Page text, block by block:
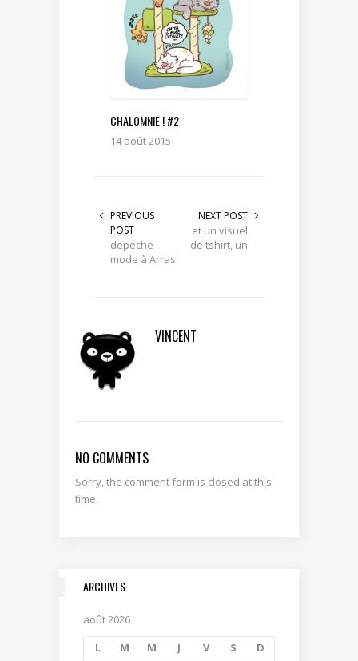
CHALOMNIE ! #2
14 août 2015
PREVIOUS
POST
depeche
mode à Arras
NEXT POST
et un visuel
de tshirt, un
VINCENT
NO COMMENTS
Sorry, the comment form is closed at this
time.
ARCHIVES
août 2026
L
M M J V S
D